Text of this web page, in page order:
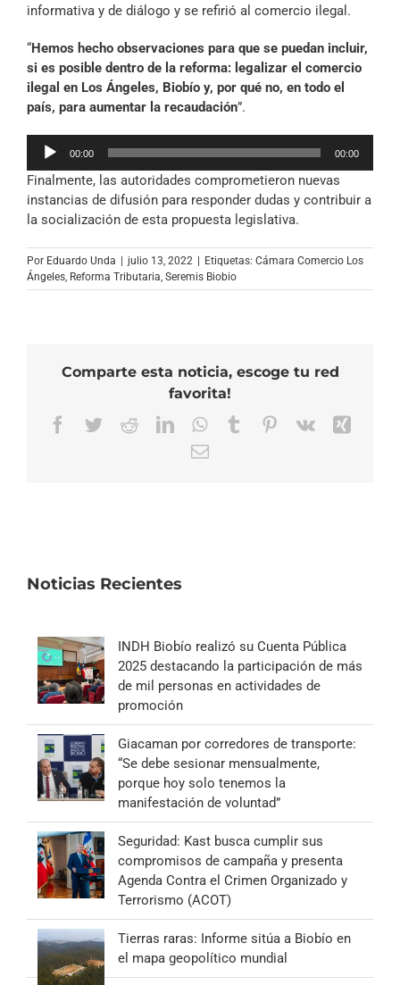
informativa y de diálogo y se refirió al comercio ilegal.
“Hemos hecho observaciones para que se puedan incluir,
si es posible dentro de la reforma: legalizar el comercio
ilegal en Los Ángeles, Biobío y, por qué no, en todo el
país, para aumentar la recaudación”.
Reproductor
audio
00:00 00:00
Finalmente, las autoridades comprometieron nuevas
instancias de difusión para responder dudas y contribuir a
la socialización de esta propuesta legislativa.
Por Eduardo Unda julio 13, 2022 Etiquetas: Cámara Comercio Los
Ángeles, Reforma Tributaria, Seremis Biobio
Comparte esta noticia, escoge tu red
favorita!
Facebook
TwitterRedditLinkedInWhatsApp
TumblrPinterest
Vk
Correo
Noticias Recientes
INDH Biobío realizó su Cuenta Pública
2025 destacando la participación de más
de mil personas en actividades de
promoción
Giacaman por corredores de transporte:
“Se debe sesionar mensualmente,
porque hoy solo tenemos la
manifestación de voluntad”
Seguridad: Kast busca cumplir sus
compromisos de campaña y presenta
Agenda Contra el Crimen Organizado y
Terrorismo (ACOT)
Tierras raras: Informe sitúa a Biobío en
el mapa geopolítico mundial